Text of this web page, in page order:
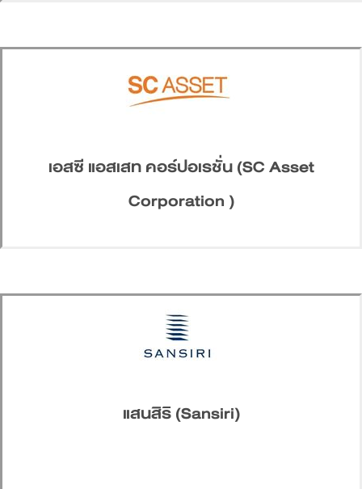
เอสซี แอสเสท คอร์ปอเรชั่น (SC Asset
Corporation )
แสนสิริ (Sansiri)